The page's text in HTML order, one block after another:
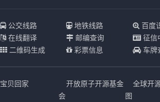
公交线路 地铁线路
百度
在线翻译 邮编查询
征信
二维码生成 彩票信息 车牌
宝贝回家
开放原子开源基金
会
全球开
图